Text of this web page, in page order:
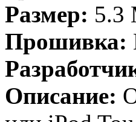
Размер: 5.3
Прошивка:
Описание: